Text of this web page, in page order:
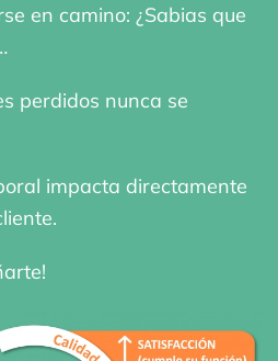
en camino: ¿Sabias que
perdidos nunca se
impacta directamente